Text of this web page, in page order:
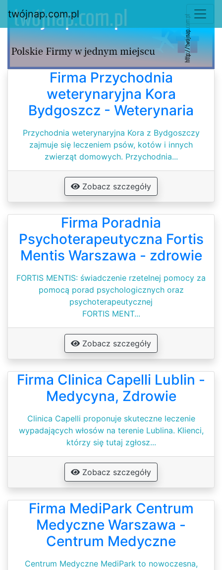
twójnap.com.pl
Firma Przychodnia
weterynaryjna Kora
Bydgoszcz - Weterynaria
Przychodnia weterynaryjna Kora z Bydgoszczy
zajmuje się leczeniem psów, kotów i innych
zwierząt domowych. Przychodnia...
Zobacz szczegóły
Firma Poradnia
Psychoterapeutyczna Fortis
Mentis Warszawa - zdrowie
FORTIS MENTIS: świadczenie rzetelnej pomocy za
pomocą porad psychologicznych oraz
psychoterapeutycznej
FORTIS MENT...
Zobacz szczegóły
Firma Clinica Capelli Lublin -
Medycyna, Zdrowie
Clinica Capelli proponuje skuteczne leczenie
wypadających włosów na terenie Lublina. Klienci,
którzy się tutaj zgłosz...
Zobacz szczegóły
Firma MediPark Centrum
Medyczne Warszawa -
Centrum Medyczne
Centrum Medyczne MediPark to nowoczesna,